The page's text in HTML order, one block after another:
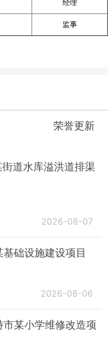
经理
监事
荣誉更新
道水库溢洪道排渠
2026-08-07
础设施建设项目
2026-08-06
某小学维修改造项